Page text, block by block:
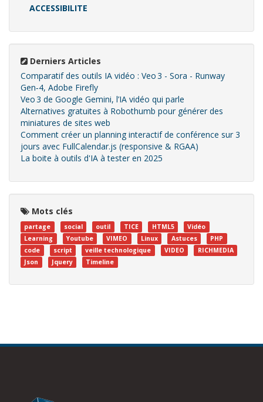
ACCESSIBILITE
Derniers Articles
Comparatif des outils IA vidéo : Veo 3 - Sora - Runway
Gen‑4, Adobe Firefly
Veo 3 de Google Gemini, l’IA vidéo qui parle
Alternatives gratuites à Robothumb pour générer des
miniatures de sites web
Comment créer un planning interactif de conférence sur 3
jours avec FullCalendar.js (responsive & RGAA)
La boite à outils d'IA à tester en 2025
Mots clés
partage social outil TICE HTML5
Vidéo
Learning
Youtube VIMEO Linux Astuces
PHP
code
script veille technologique VIDEO
RICHMEDIA
Json
Jquery Timeline